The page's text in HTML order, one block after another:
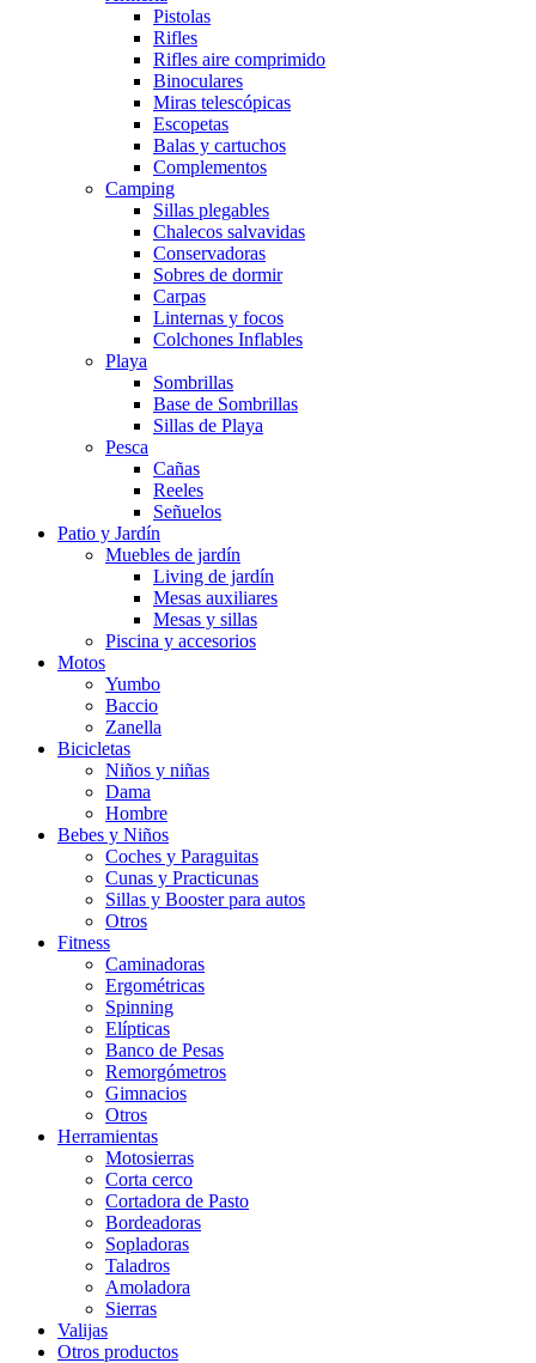
Pistolas
Rifles
Rifles aire comprimido
Binoculares
Miras telescópicas
Escopetas
Balas y cartuchos
Complementos
Camping
Sillas plegables
Chalecos salvavidas
Conservadoras
Sobres de dormir
Carpas
Linternas y focos
Colchones Inflables
Playa
Sombrillas
Base de Sombrillas
Sillas de Playa
Pesca
Cañas
Reeles
Señuelos
Patio y Jardín
Muebles de jardín
Living de jardín
Mesas auxiliares
Mesas y sillas
Piscina y accesorios
Motos
Yumbo
Baccio
Zanella
Bicicletas
Niños y niñas
Dama
Hombre
Bebes y Niños
Coches y Paraguitas
Cunas y Practicunas
Sillas y Booster para autos
Otros
Fitness
Caminadoras
Ergométricas
Spinning
Elípticas
Banco de Pesas
Remorgómetros
Gimnacios
Otros
Herramientas
Motosierras
Corta cerco
Cortadora de Pasto
Bordeadoras
Sopladoras
Taladros
Amoladora
Sierras
Valijas
Otros productos